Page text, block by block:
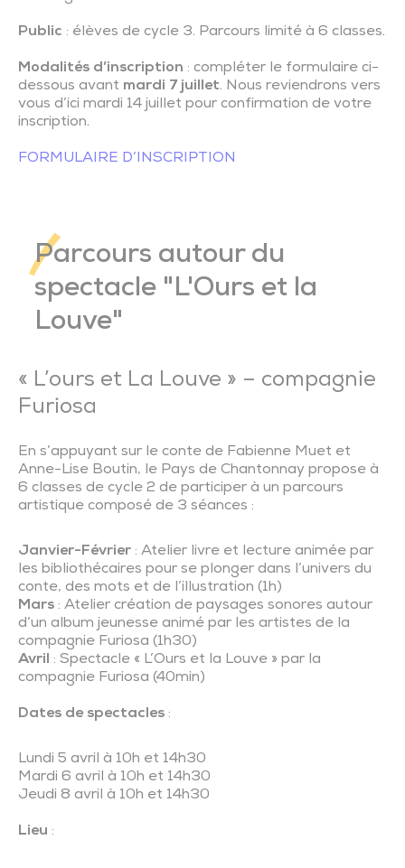
Public : élèves de cycle 3. Parcours limité à 6 classes.
Modalités d’inscription : compléter le formulaire ci-
dessous avant mardi 7 juillet. Nous reviendrons vers
vous d’ici mardi 14 juillet pour confirmation de votre
inscription.
FORMULAIRE D’INSCRIPTION
Parcours autour du
spectacle "L'Ours et la
Louve"
« L’ours et La Louve » – compagnie
Furiosa
En s’appuyant sur le conte de Fabienne Muet et
Anne-Lise Boutin, le Pays de Chantonnay propose à
6 classes de cycle 2 de participer à un parcours
artistique composé de 3 séances :
Janvier-Février : Atelier livre et lecture animée par
les bibliothécaires pour se plonger dans l’univers du
conte, des mots et de l’illustration (1h)
Mars : Atelier création de paysages sonores autour
d’un album jeunesse animé par les artistes de la
compagnie Furiosa (1h30)
Avril : Spectacle « L’Ours et la Louve » par la
compagnie Furiosa (40min)
Dates de spectacles :
Lundi 5 avril à 10h et 14h30
Mardi 6 avril à 10h et 14h30
Jeudi 8 avril à 10h et 14h30
Lieu :